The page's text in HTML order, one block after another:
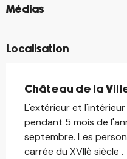
Médias
©
Localisation
Château de la
L'extérieur et
pendant 5 mois de
septembre. Les
carrée du XVIIè siècle .